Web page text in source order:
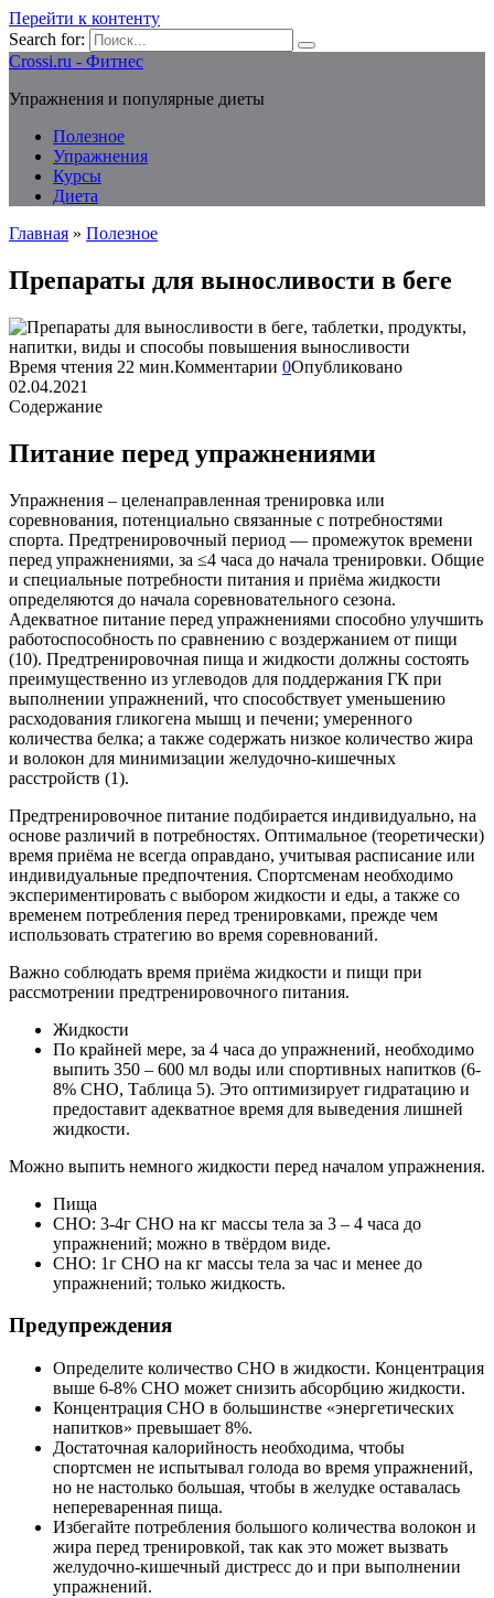
Перейти к контенту
Search for:
Crossi.ru - Фитнес
Упражнения и популярные диеты
Полезное
Упражнения
Курсы
Диета
Главная » Полезное
Препараты для выносливости в беге
Время чтения 22 мин.Комментарии 0Опубликовано
02.04.2021
Содержание
Питание перед упражнениями
Упражнения – целенаправленная тренировка или
соревнования, потенциально связанные с потребностями
спорта. Предтренировочный период — промежуток времени
перед упражнениями, за ≤4 часа до начала тренировки. Общие
и специальные потребности питания и приёма жидкости
определяются до начала соревновательного сезона.
Адекватное питание перед упражнениями способно улучшить
работоспособность по сравнению с воздержанием от пищи
(10). Предтренировочная пища и жидкости должны состоять
преимущественно из углеводов для поддержания ГК при
выполнении упражнений, что способствует уменьшению
расходования гликогена мышц и печени; умеренного
количества белка; а также содержать низкое количество жира
и волокон для минимизации желудочно-кишечных
расстройств (1).
Предтренировочное питание подбирается индивидуально, на
основе различий в потребностях. Оптимальное (теоретически)
время приёма не всегда оправдано, учитывая расписание или
индивидуальные предпочтения. Спортсменам необходимо
экспериментировать с выбором жидкости и еды, а также со
временем потребления перед тренировками, прежде чем
использовать стратегию во время соревнований.
Важно соблюдать время приёма жидкости и пищи при
рассмотрении предтренировочного питания.
Жидкости
По крайней мере, за 4 часа до упражнений, необходимо
выпить 350 – 600 мл воды или спортивных напитков (6-
8% СНО, Таблица 5). Это оптимизирует гидратацию и
предоставит адекватное время для выведения лишней
жидкости.
Можно выпить немного жидкости перед началом упражнения.
Пища
СНО: 3-4г СНО на кг массы тела за 3 – 4 часа до
упражнений; можно в твёрдом виде.
СНО: 1г СНО на кг массы тела за час и менее до
упражнений; только жидкость.
Предупреждения
Определите количество СНО в жидкости. Концентрация
выше 6-8% СНО может снизить абсорбцию жидкости.
Концентрация СНО в большинстве «энергетических
напитков» превышает 8%.
Достаточная калорийность необходима, чтобы
спортсмен не испытывал голода во время упражнений,
но не настолько большая, чтобы в желудке оставалась
непереваренная пища.
Избегайте потребления большого количества волокон и
жира перед тренировкой, так как это может вызвать
желудочно-кишечный дистресс до и при выполнении
упражнений.